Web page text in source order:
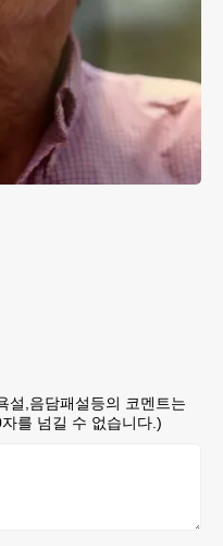
설,음담패설등의 코멘트는
를 넘길 수 없습니다.)